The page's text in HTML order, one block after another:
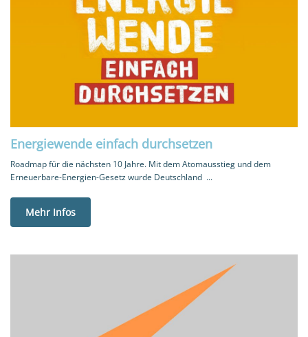
Energiewende einfach durchsetzen
Roadmap für die nächsten 10 Jahre. Mit dem Atomausstieg und dem
Erneuerbare-Energien-Gesetz wurde Deutschland ...
Mehr Infos